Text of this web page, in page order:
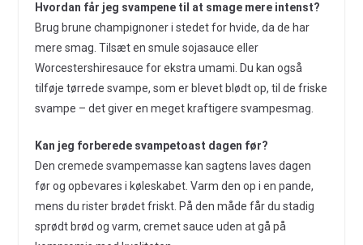
Hvordan får jeg svampene til at smage mere intenst?
Brug brune champignoner i stedet for hvide, da de har
mere smag. Tilsæt en smule sojasauce eller
Worcestershiresauce for ekstra umami. Du kan også
tilføje tørrede svampe, som er blevet blødt op, til de friske
svampe – det giver en meget kraftigere svampesmag.
Kan jeg forberede svampetoast dagen før?
Den cremede svampemasse kan sagtens laves dagen
før og opbevares i køleskabet. Varm den op i en pande,
mens du rister brødet friskt. På den måde får du stadig
sprødt brød og varm, cremet sauce uden at gå på